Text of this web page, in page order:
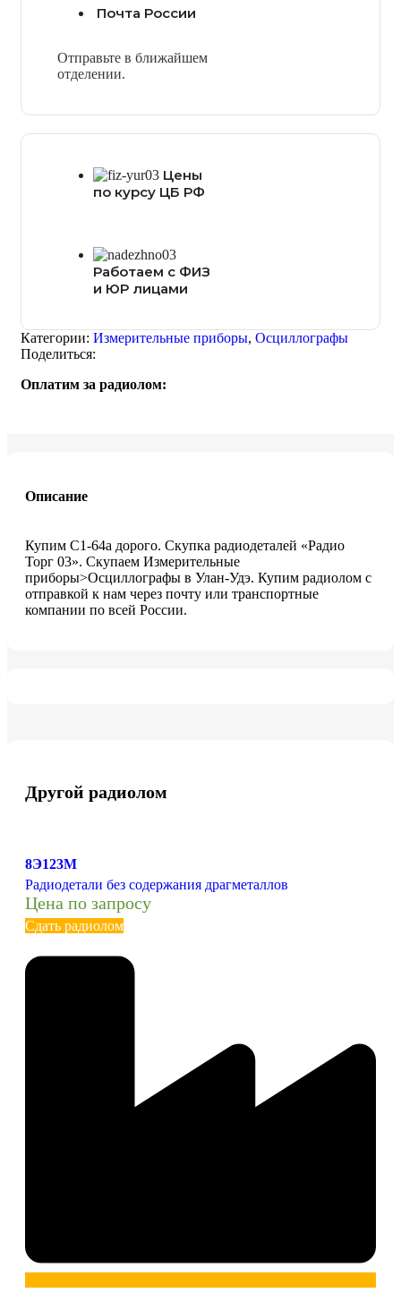
Почта России
Отправьте в ближайшем
отделении.
Цены
по курсу ЦБ РФ
Работаем с ФИЗ
и ЮР лицами
Категории: Измерительные приборы, Осциллографы
Поделиться:
Оплатим за радиолом:
Описание
Купим C1-64а дорого. Скупка радиодеталей «Радио
Торг 03». Скупаем Измерительные
приборы>Осциллографы в Улан-Удэ. Купим радиолом с
отправкой к нам через почту или транспортные
компании по всей России.
Другой радиолом
8Э123М
Радиодетали без содержания драгметаллов
Цена по запросу
Сдать радиолом